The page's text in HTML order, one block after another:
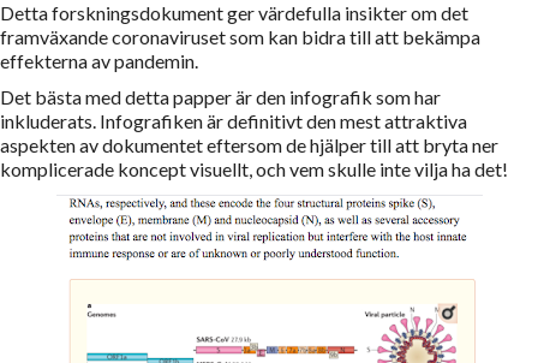
Detta forskningsdokument ger värdefulla insikter om det
framväxande coronaviruset som kan bidra till att bekämpa
effekterna av pandemin.
Det bästa med detta papper är den infografik som har
inkluderats. Infografiken är definitivt den mest attraktiva
aspekten av dokumentet eftersom de hjälper till att bryta ner
komplicerade koncept visuellt, och vem skulle inte vilja ha det!